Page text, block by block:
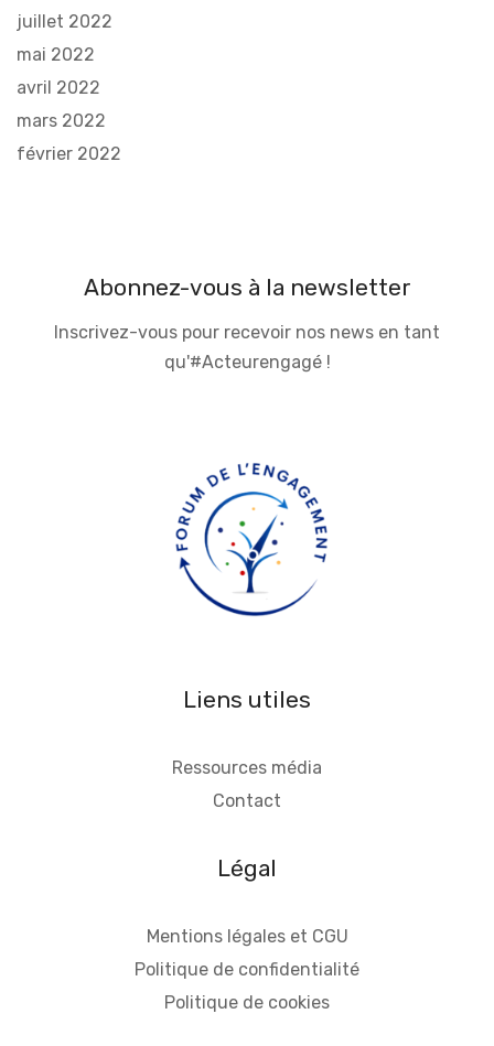
juillet 2022
mai 2022
avril 2022
mars 2022
février 2022
Abonnez-vous à la newsletter
Inscrivez-vous pour recevoir nos news en tant
qu'#Acteurengagé !
Liens utiles
Ressources média
Contact
Légal
Mentions légales et CGU
Politique de confidentialité
Politique de cookies